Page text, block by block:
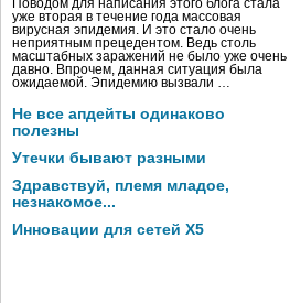
Поводом для написания этого блога стала
уже вторая в течение года массовая
вирусная эпидемия. И это стало очень
неприятным прецедентом. Ведь столь
масштабных заражений не было уже очень
давно. Впрочем, данная ситуация была
ожидаемой. Эпидемию вызвали …
Не все апдейты одинаково
полезны
Утечки бывают разными
Здравствуй, племя младое,
незнакомое...
Инновации для сетей X5